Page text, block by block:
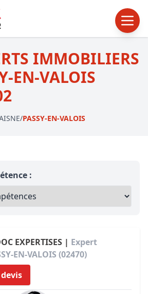
IMMOBILIERS
EN-VALOIS
/PASSY-EN-VALOIS
:
EXPERTISES | Expert
EN-VALOIS (02470)